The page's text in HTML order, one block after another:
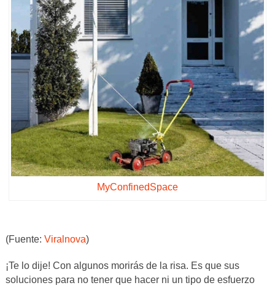
MyConfinedSpace
(Fuente: Viralnova)
¡Te lo dije! Con algunos morirás de la risa. Es que sus
soluciones para no tener que hacer ni un tipo de esfuerzo